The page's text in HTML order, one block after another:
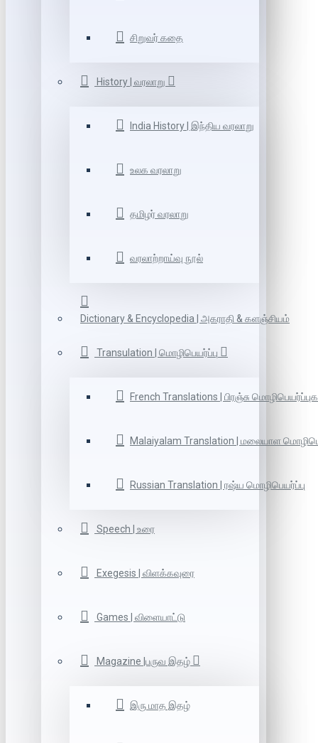
சிறுவர் கதை
History | வரலாறு
India History | இந்திய வரலாறு
உலக வரலாறு
தமிழர் வரலாறு
வரலாற்றாய்வு நூல்
Dictionary & Encyclopedia | அகராதி & களஞ்சியம்
Transulation | மொழிபெயர்ப்பு
French Translations | பிரஞ்சு
Malaiyalam Translation | மலையாள
Russian Translation | ரஷ்ய மொழிபெயர்ப்பு
Speech | உரை
Exegesis | விளக்கவுரை
Games | விளையாட்டு
Magazine |பருவ இதழ்
இரு மாத இதழ்